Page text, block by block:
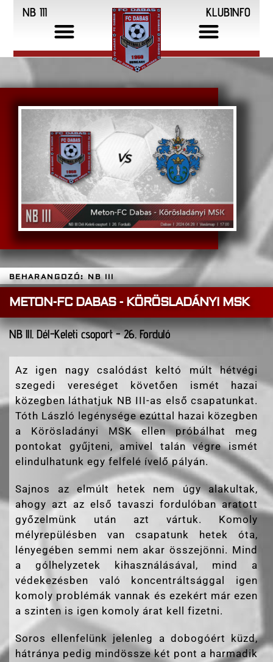
NB III KLUBINFO
BEHARANGOZÓ: NB III
METON-FC DABAS - KÖRÖSLADÁNYI MSK
NB lll. Dél-Keleti csoport - 26. Forduló
Az igen nagy csalódást keltó múlt hétvégi
szegedi vereséget követően ismét hazai
közegben láthatjuk NB III-as első csapatunkat.
Tóth László legénysége ezúttal hazai közegben
a Körösladányi MSK ellen próbálhat meg
pontokat gyűjteni, amivel talán végre ismét
elindulhatunk egy felfelé ívelő pályán.
Sajnos az elmúlt hetek nem úgy alakultak,
ahogy azt az első tavaszi fordulóban aratott
győzelmünk után azt vártuk. Komoly
mélyrepülésben van csapatunk hetek óta,
lényegében semmi nem akar összejönni. Mind
a gólhelyzetek kihasználásával, mind a
védekezésben való koncentráltsággal igen
komoly problémák vannak és ezekért már ezen
a szinten is igen komoly árat kell fizetni.
Soros ellenfelünk jelenleg a dobogóért küzd,
hátránya pedig mindössze két pont a harmadik